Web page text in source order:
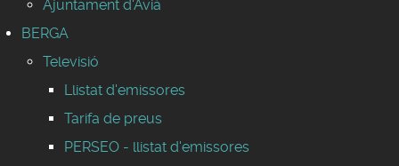
Ajuntament d'Avià
BERGA
Televisió
Llistat d'emissores
Tarifa de preus
PERSEO - llistat d'emissores